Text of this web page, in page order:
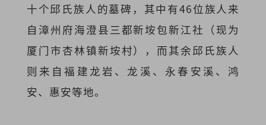
十个邱氏族人的墓碑，其中有46位族人来
自漳州府海澄县三都新垵包新江社（现为
厦门市杏林镇新垵村），而其余邱氏族人
则来自福建龙岩、龙溪、永春安溪、鸿
安、惠安等地。